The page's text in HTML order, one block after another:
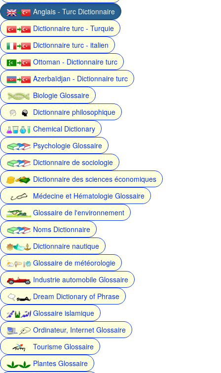
Anglais - Turc Dictionnaire
Dictionnaire turc - Turquie
Dictionnaire turc - italien
Ottoman - Dictionnaire turc
Azerbaïdjan - Dictionnaire turc
Biologie Glossaire
Dictionnaire philosophique
Chemical Dictionary
Psychologie Glossaire
Dictionnaire de sociologie
Dictionnaire des sciences économiques
Médecine et Hématologie Glossaire
Glossaire de l'environnement
Noms Dictionnaire
Dictionnaire nautique
Glossaire de météorologie
Industrie automobile Glossaire
Dream Dictionary of Phrase
Glossaire islamique
Ordinateur, Internet Glossaire
Tourisme Glossaire
Plantes Glossaire